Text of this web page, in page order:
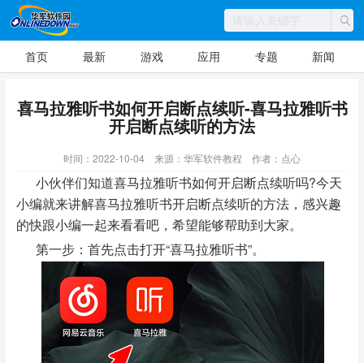
首页 最新 游戏 应用 专题 新闻
喜马拉雅听书如何开启断点续听-喜马拉雅听书
开启断点续听的方法
时间：2022-10-04 来源：华军软件教程 作者：点心
小伙伴们知道喜马拉雅听书如何开启断点续听吗?今天
小编就来讲解喜马拉雅听书开启断点续听的方法，感兴趣
的快跟小编一起来看看吧，希望能够帮助到大家。
第一步：首先点击打开“喜马拉雅听书”。